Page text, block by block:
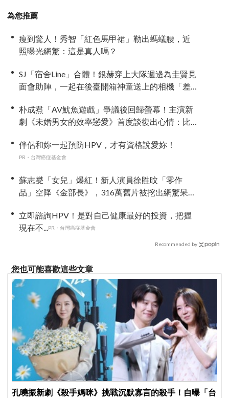
為您推薦
瘦到驚人！秀智「紅色馬甲裙」勒出螞蟻腰，近
照曝光網驚：這是真人嗎？
SJ「宿舍Line」合體！銀赫穿上大隊週邊為圭賢見
面會助陣，一起在後臺開箱神童送上的相機「差
朴成焄「AV魷魚遊戲」爭議後回歸螢幕！主演新
劇《未婚男女的效率戀愛》首度談復出心情：比
伴侶和妳一起預防HPV，才有資格說愛妳！
PR・台灣癌症基金會
蘇志燮「女兒」爆紅！新人演員徐貹旼「零作
品」空降《金部長》，316萬舊片被挖出網驚呆：
立即諮詢HPV！是對自己健康最好的投資，把握
現在不...
PR・台灣癌症基金會
Recommended by
您也可能喜歡這些文章
孔曉振新劇《殺手媽咪》挑戰沉默寡言的殺手！自曝「台